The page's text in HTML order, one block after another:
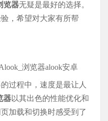
览器无疑是最好的选择。
，希望对大家有所帮
过程中，速度是最让人
器以其出色的性能优化和
加载和切换时感受到了